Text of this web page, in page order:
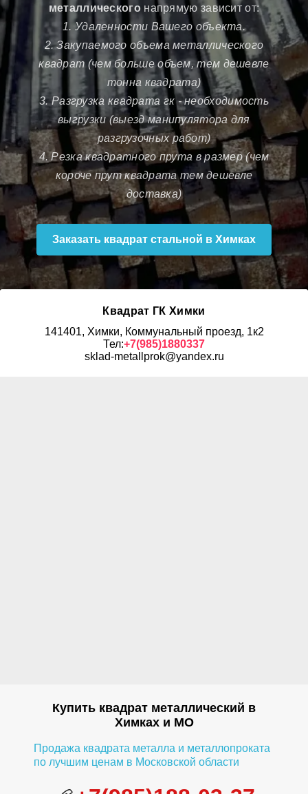
металлического напрямую зависит от:
1. Удаленности Вашего объекта.
2. Закупаемого объема металлического
квадрат (чем больше объем, тем дешевле
тонна квадрата)
3. Разгрузка квадрата гк - необходимость
выгрузки (выезд манипулятора для
разгрузочных работ)
4. Резка квадратного прута в размер (чем
короче прут квадрата тем дешевле
доставка)
Заказать квадрат стальной в Химках
Квадрат ГК Химки
141401, Химки, Коммунальный проезд, 1к2
Тел:+7(985)1880337
sklad-metallprok@yandex.ru
Купить квадрат металлический в
Химках и МО
Продажа квадрата металла и металлопроката
по лучшим ценам в Московской области